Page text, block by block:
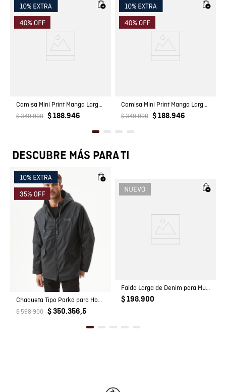
Registro SIC 811018676
Camisa Mini Print Manga Larga para Hombre
$ 349.900 $ 188.946
Camisa Mini Print Manga Larga para Hombre
$ 349.900 $ 188.946
DESCUBRE MÁS PARA TI
Chaqueta Tipo Parka para Hombre
$ 598.900 $ 350.356,5
Falda Larga de Denim para Mujer
$ 198.900